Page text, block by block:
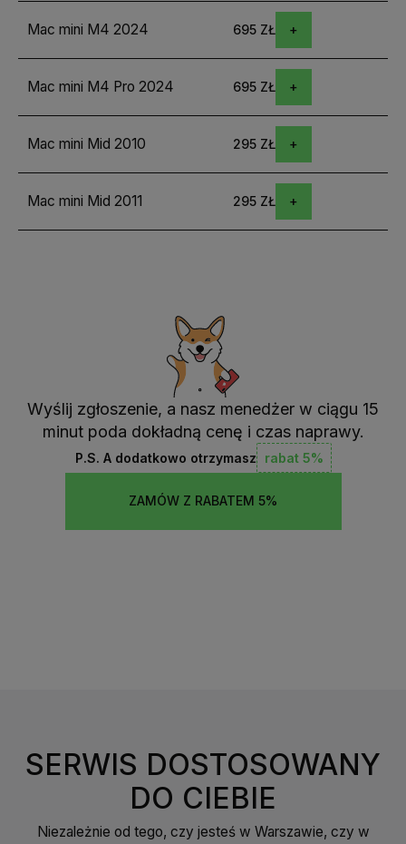
Mac mini M4 2024 695 ZŁ
Mac mini M4 Pro 2024 695 ZŁ
Mac mini Mid 2010 295 ZŁ
Mac mini Mid 2011 295 ZŁ
Wyślij zgłoszenie, a nasz menedżer w ciągu 15
minut poda dokładną cenę i czas naprawy.
P.S. A dodatkowo otrzymasz rabat 5%
ZAMÓW Z RABATEM 5%
SERWIS DOSTOSOWANY
DO CIEBIE
Niezależnie od tego, czy jesteś w Warszawie, czy w